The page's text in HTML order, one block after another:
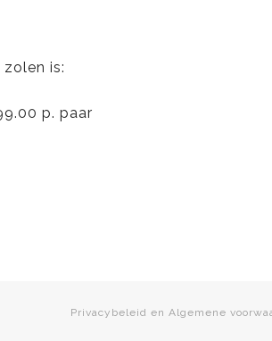
is:
paar
Privacybeleid en Algemene